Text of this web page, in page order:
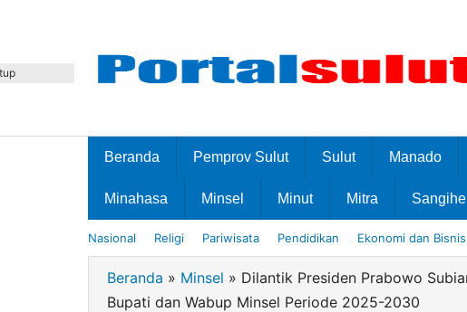
Beranda Pemprov Sulut Sulut Manado
Minahasa Minsel Minut Mitra Sangihe
Nasional Religi Pariwisata Pendidikan Ekonomi dan Bisnis
Beranda » Minsel » Dilantik Presiden Prabowo
Bupati dan Wabup Minsel Periode 2025-2030